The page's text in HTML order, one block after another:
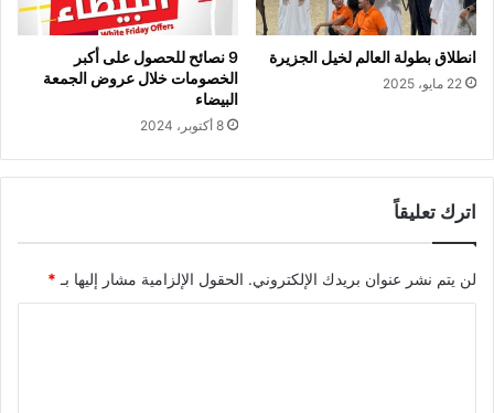
انطلاق بطولة العالم لخيل الجزيرة
22 مايو، 2025
9 نصائح للحصول على أكبر
الخصومات خلال عروض الجمعة
البيضاء
8 أكتوبر، 2024
اترك تعليقاً
لن يتم نشر عنوان بريدك الإلكتروني. الحقول الإلزامية مشار إليها بـ *